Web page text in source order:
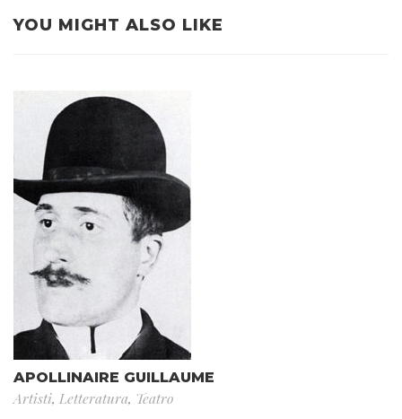
YOU MIGHT ALSO LIKE
APOLLINAIRE GUILLAUME
Artisti, Letteratura, Teatro